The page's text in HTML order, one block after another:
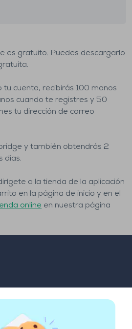
es gratuito. Puedes descargarlo
tu cuenta, recibirás 100 manos
cuando te registres y 50
tu dirección de correo
y también obtendrás 2
días.
a la tienda de la aplicación
en la página de inicio y en el
online en nuestra página